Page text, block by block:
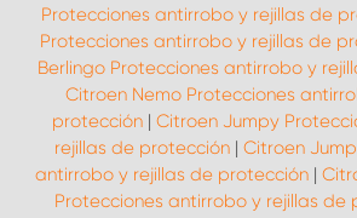
Protecciones antirrobo y rejillas de
Protecciones antirrobo y rejillas de
Berlingo Protecciones antirrobo y
Citroen Nemo Protecciones
protección| Citroen Jumpy
rejillas de protección | Citroen
antirrobo y rejillas de protección |
Protecciones antirrobo y rejillas de